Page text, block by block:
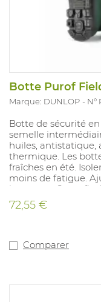
Botte Purof
Marque: DUNLOP N°
Botte de sécurité
semelle
huiles, antistatique,
thermique. Les
fraîches en été.
moins de fatigue.
innovante Snug-fit
de glisser. Les
et sont 100%
72,55 €
Comparer